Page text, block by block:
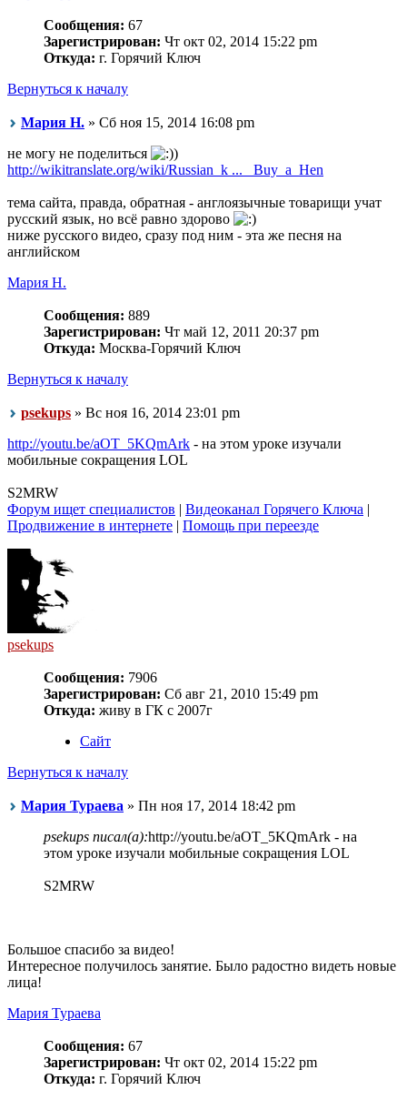
Сообщения: 67
Зарегистрирован: Чт окт 02, 2014 15:22 pm
Откуда: г. Горячий Ключ
Вернуться к началу
Мария Н. » Сб ноя 15, 2014 16:08 pm
не могу не поделиться
)
http://wikitranslate.org/wiki/Russian_k ... _Buy_a_Hen
тема сайта, правда, обратная - англоязычные товарищи учат
русский язык, но всё равно здорово
ниже русского видео, сразу под ним - эта же песня на
английском
Мария Н.
Сообщения: 889
Зарегистрирован: Чт май 12, 2011 20:37 pm
Откуда: Москва-Горячий Ключ
Вернуться к началу
psekups » Вс ноя 16, 2014 23:01 pm
http://youtu.be/aOT_5KQmArk - на этом уроке изучали
мобильные сокращения LOL
S2MRW
Форум ищет специалистов | Видеоканал Горячего Ключа |
Продвижение в интернете | Помощь при переезде
psekups
Сообщения: 7906
Зарегистрирован: Сб авг 21, 2010 15:49 pm
Откуда: живу в ГК с 2007г
Сайт
Вернуться к началу
Мария Тураева » Пн ноя 17, 2014 18:42 pm
psekups писал(а):http://youtu.be/aOT_5KQmArk - на
этом уроке изучали мобильные сокращения LOL
S2MRW
Большое спасибо за видео!
Интересное получилось занятие. Было радостно видеть новые
лица!
Мария Тураева
Сообщения: 67
Зарегистрирован: Чт окт 02, 2014 15:22 pm
Откуда: г. Горячий Ключ